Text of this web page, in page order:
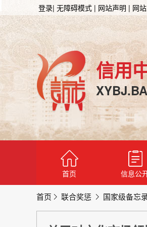
登录| 无障碍模式 | 网站声明 | 网
信用
首页 信息公
首页 联合奖惩 国家级备忘